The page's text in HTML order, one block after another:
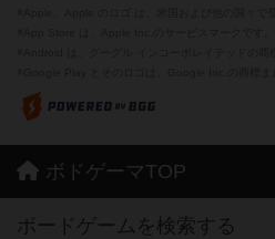
ボドゲーマTOP
ボードゲームを検索する